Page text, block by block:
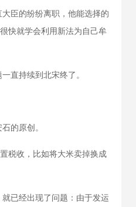
臣的纷纷离职，他能选择的
快就学会利用新法为自己牟
直持续到北宋终了。
的原创。
税收，比如将大米卖掉换成
已经出现了问题：由于发运